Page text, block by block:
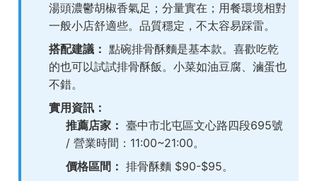
湯頭濃鬱胡椒香氣足；分量實在；用餐環境相對
一般小店舒適些。品質穩定，不太容易踩雷。
搭配建議： 點碗排骨酥麵是基本款。喜歡吃乾
的也可以試試排骨酥飯。小菜如油豆腐、滷蛋也
不錯。
實用資訊：
推薦店家： 臺中市北屯區文心路四段695號
/ 營業時間：11:00~21:00。
價格區間： 排骨酥麵 $90-$95。